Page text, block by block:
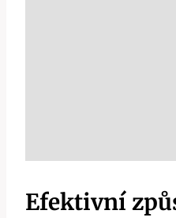
Efektivní